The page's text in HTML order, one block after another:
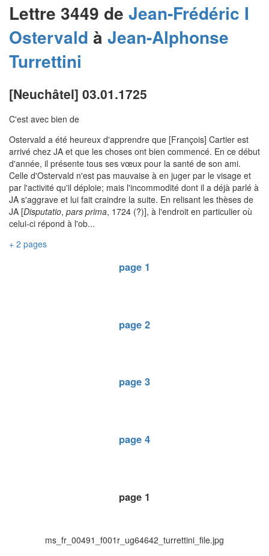
Lettre 3449 de Jean-Frédéric I
Ostervald à Jean-Alphonse
Turrettini
[Neuchâtel] 03.01.1725
C'est avec bien de
Ostervald a été heureux d'apprendre que [François] Cartier est
arrivé chez JA et que les choses ont bien commencé. En ce début
d'année, il présente tous ses vœux pour la santé de son ami.
Celle d'Ostervald n'est pas mauvaise à en juger par le visage et
par l'activité qu'il déploie; mais l'incommodité dont il a déjà parlé à
JA s'aggrave et lui fait craindre la suite. En relisant les thèses de
JA [Disputatio, pars prima, 1724 (?)], à l'endroit en particulier où
celui-ci répond à l'ob...
+ 2 pages
page 1
page 2
page 3
page 4
page 1
ms_fr_00491_f001r_ug64642_turrettini_file.jpg